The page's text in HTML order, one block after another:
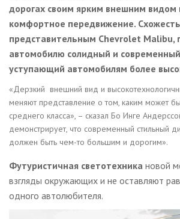
дорогах своим ярким внешним видом
комфортное передвижение.
представительным Chevrolet Malibu,
автомобилю солидный и
уступающий автомобилям более
«Дерзкий внешний вид и
меняют представление о том, каким может
среднего класса», – сказал Бо Инге
демонстрирует, что современный стильный
должен быть чем-то большим и дорогим».
Футуристичная светотехника новой
взгляды окружающих и не оставляют
одного автолюбителя.